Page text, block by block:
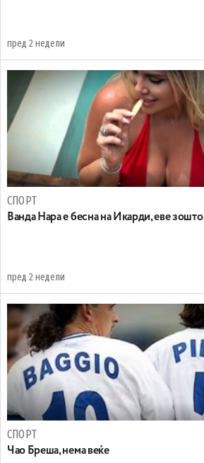
пред 2 недели
СПОРТ
Ванда Нара е бесна на Икарди, еве зошто
пред 2 недели
СПОРТ
Чао Бреша, нема веќе